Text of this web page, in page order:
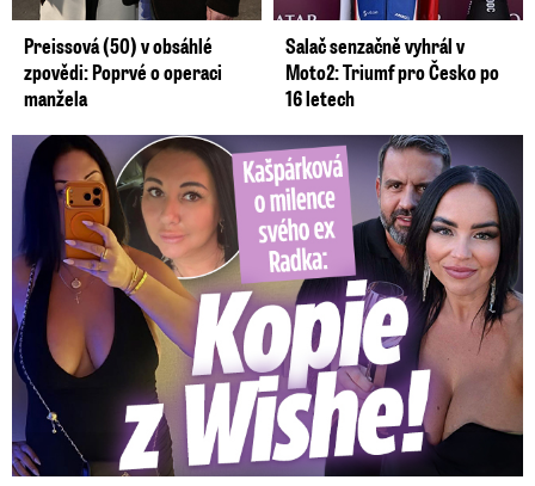
Preissová (50) v obsáhlé
zpovědi: Poprvé o operaci
manžela
Salač senzačně vyhrál v
Moto2: Triumf pro Česko po
16 letech
Kašpárková o milence svého ex Radka: Kopie z Wishe!